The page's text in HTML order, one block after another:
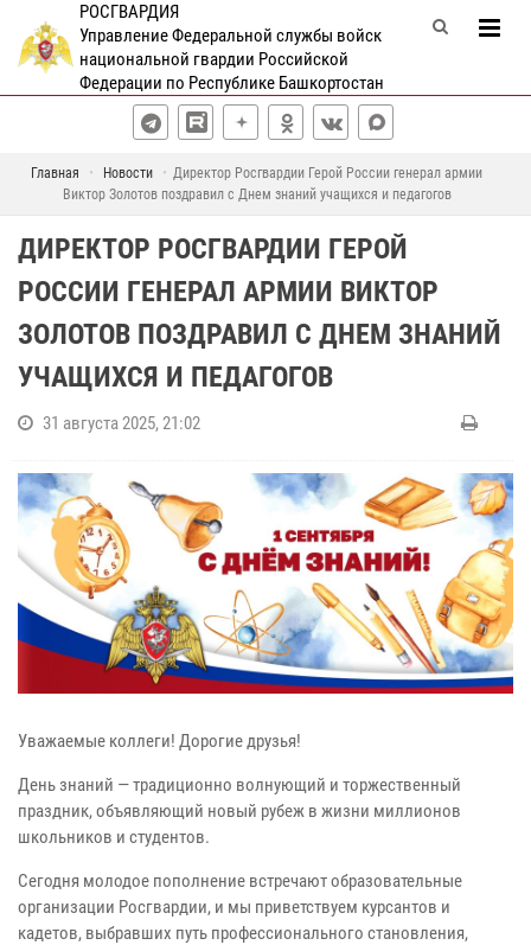
РОСГВАРДИЯ
Управление Федеральной службы войск
национальной гвардии Российской
Федерации по Республике Башкортостан
Главная Новости
Директор Росгвардии Герой России генерал армии
Виктор Золотов поздравил с Днем знаний учащихся и педагогов
ДИРЕКТОР РОСГВАРДИИ ГЕРОЙ
РОССИИ ГЕНЕРАЛ АРМИИ ВИКТОР
ЗОЛОТОВ ПОЗДРАВИЛ С ДНЕМ ЗНАНИЙ
УЧАЩИХСЯ И ПЕДАГОГОВ
31 августа 2025, 21:02
Уважаемые коллеги! Дорогие друзья!
День знаний — традиционно волнующий и торжественный
праздник, объявляющий новый рубеж в жизни миллионов
школьников и студентов.
Сегодня молодое пополнение встречают образовательные
организации Росгвардии, и мы приветствуем курсантов и
кадетов, выбравших путь профессионального становления,